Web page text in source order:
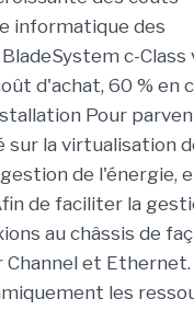
informatique des
c-Class
d'achat, 60 % en
Pour
la virtualisation
de l'énergie,
de faciliter la
au châssis de
Channel et Ethernet.
les